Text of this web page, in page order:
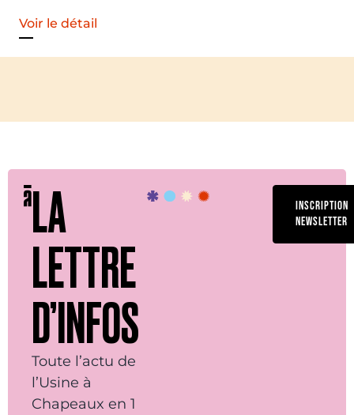
Voir le détail
LA
LETTRE
D’INFOS
Toute l’actu de
l’Usine à
Chapeaux en 1
INSCRIPTION
NEWSLETTER